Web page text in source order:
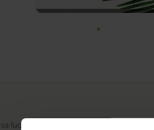
ľudia (aj mladí) radi obklopujú